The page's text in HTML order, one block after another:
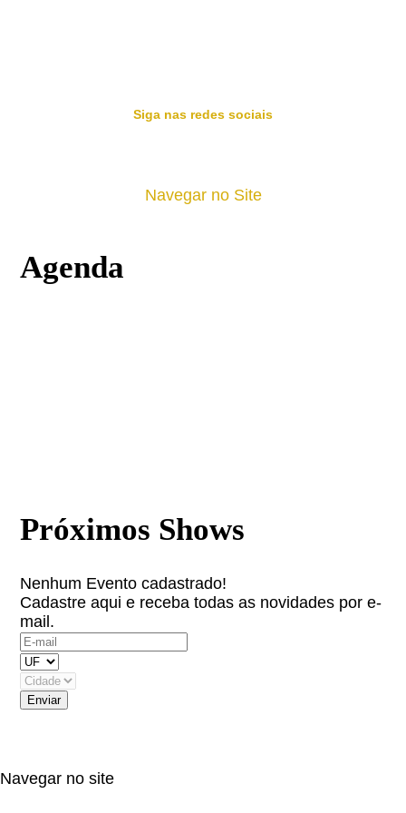
Siga nas redes sociais
Navegar no Site
Agenda
Próximos Shows
Nenhum Evento cadastrado!
Cadastre aqui e receba todas as novidades por e-
mail.
Navegar no site